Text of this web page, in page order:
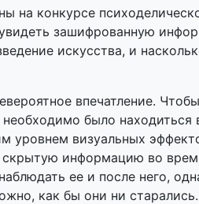
на конкурсе
зашифрованную
искусства, и
впечатление. Чтобы
было находиться
уровнем визуальных
скрытую информацию во
ее и после него,
как бы они ни старались.